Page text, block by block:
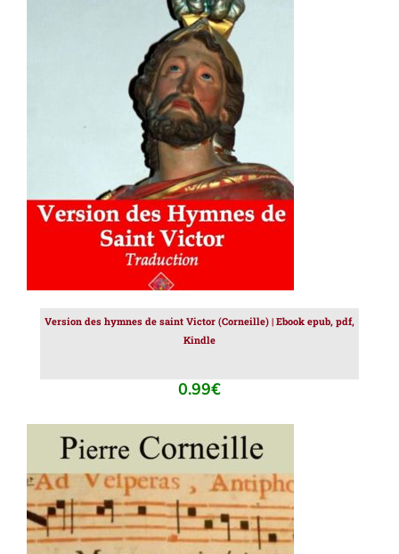
AJOUTER AU PANIER / DÉTAILS
Version des hymnes de saint Victor (Corneille) | Ebook epub, pdf,
Kindle
0.99€